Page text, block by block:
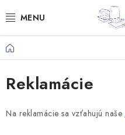
na
TAŠKY A VRECKÁ
FÓLIE, PAPIER, RUKAVICE
JEDNORÁZOVÝ RIAD
Domov
Reklamácie
Na reklamácie sa vzťahujú naše